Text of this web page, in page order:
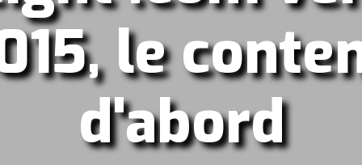
le
d'abord